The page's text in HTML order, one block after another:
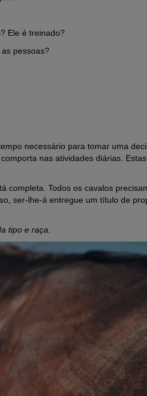
Ele é treinado?
pessoas?
necessário para tomar uma
nas atividades diárias.
completa. Todos os cavalos
ser-lhe-á entregue um título de
tipo e raça.